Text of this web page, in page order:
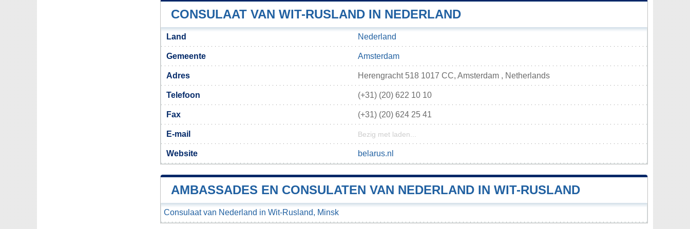
CONSULAAT VAN WIT-RUSLAND IN NEDERLAND
Land Nederland
Gemeente Amsterdam
Adres Herengracht 518 1017 CC, Amsterdam , Netherlands
Telefoon (+31) (20) 622 10 10
Fax (+31) (20) 624 25 41
E-mail Bezig met laden...
Website belarus.nl
AMBASSADES EN CONSULATEN VAN NEDERLAND IN WIT-RUSLAND
Consulaat van Nederland in Wit-Rusland, Minsk